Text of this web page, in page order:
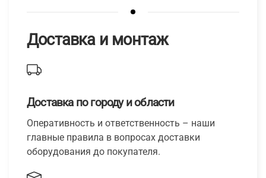
Доставка и монтаж
Доставка по городу и области
Оперативность и ответственность – наши
главные правила в вопросах доставки
оборудования до покупателя.